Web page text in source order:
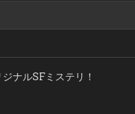
ナルSFミステリ！